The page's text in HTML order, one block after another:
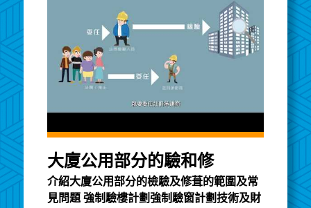
大廈公用部分的驗和修
介紹大廈公用部分的檢驗及修葺的範圍及常
見問題 強制驗樓計劃強制驗窗計劃技術及財